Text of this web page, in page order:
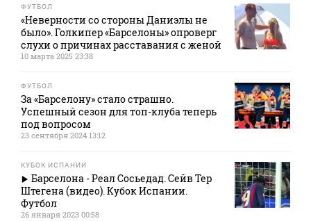
ФУТБОЛ
«Неверности со стороны Даниэлы не
было». Голкипер «Барселоны» опроверг
слухи о причинах расставания с женой
10 марта 2025 23:38
ФУТБОЛ
За «Барселону» стало страшно.
Успешный сезон для топ-клуба теперь
под вопросом
23 сентября 2024 13:12
КУБОК ИСПАНИИ
Барселона - Реал Сосьедад. Сейв Тер
Штегена (видео). Кубок Испании.
Футбол
26 января 2023 00:58